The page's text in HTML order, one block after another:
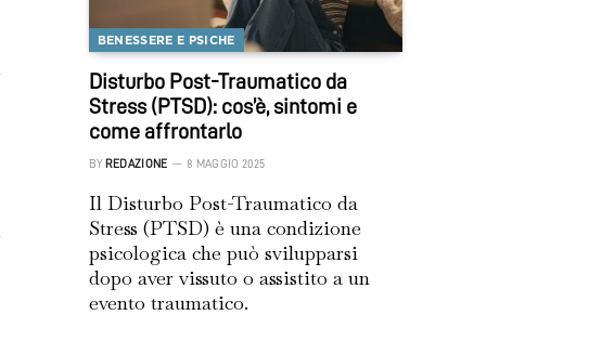
BENESSERE E PSICHE
Disturbo Post-Traumatico da
Stress (PTSD): cos’è, sintomi e
come affrontarlo
BY REDAZIONE 8 MAGGIO 2025
Il Disturbo Post-Traumatico da
Stress (PTSD) è una condizione
psicologica che può svilupparsi
dopo aver vissuto o assistito a un
evento traumatico.